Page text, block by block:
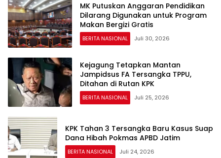
MK Putuskan Anggaran Pendidikan
Dilarang Digunakan untuk Program
Makan Bergizi Gratis
BERITA NASIONAL Juli 30, 2026
Kejagung Tetapkan Mantan
Jampidsus FA Tersangka TPPU,
Ditahan di Rutan KPK
BERITA NASIONAL Juli 25, 2026
KPK Tahan 3 Tersangka Baru Kasus Suap
Dana Hibah Pokmas APBD Jatim
BERITA NASIONAL Juli 24, 2026